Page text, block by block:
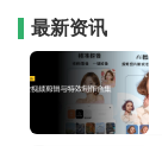
最新资讯